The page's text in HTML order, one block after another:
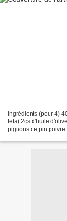
Ingrédients (pour 4)
feta) 2cs d'huile
pignons de pin poivre